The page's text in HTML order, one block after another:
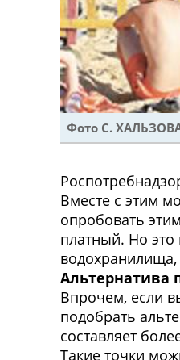
Фото С.
Вместе с этим
опробовать
платный. Но
Альтернатива
Впрочем, если
подобрать
составляет
Такие точки